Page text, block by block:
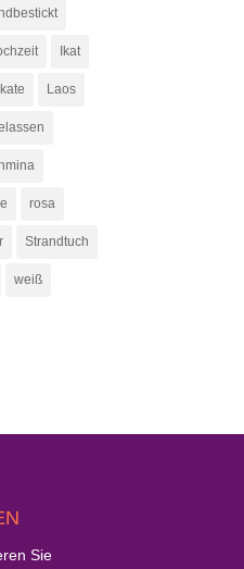
Ikat
Laos
rosa
Strandtuch
weiß
Sie